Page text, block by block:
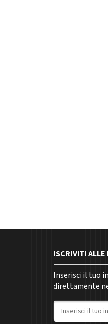
ISCRIVITI ALLE
Inserisci il tuo
direttamente
Indirizzo email